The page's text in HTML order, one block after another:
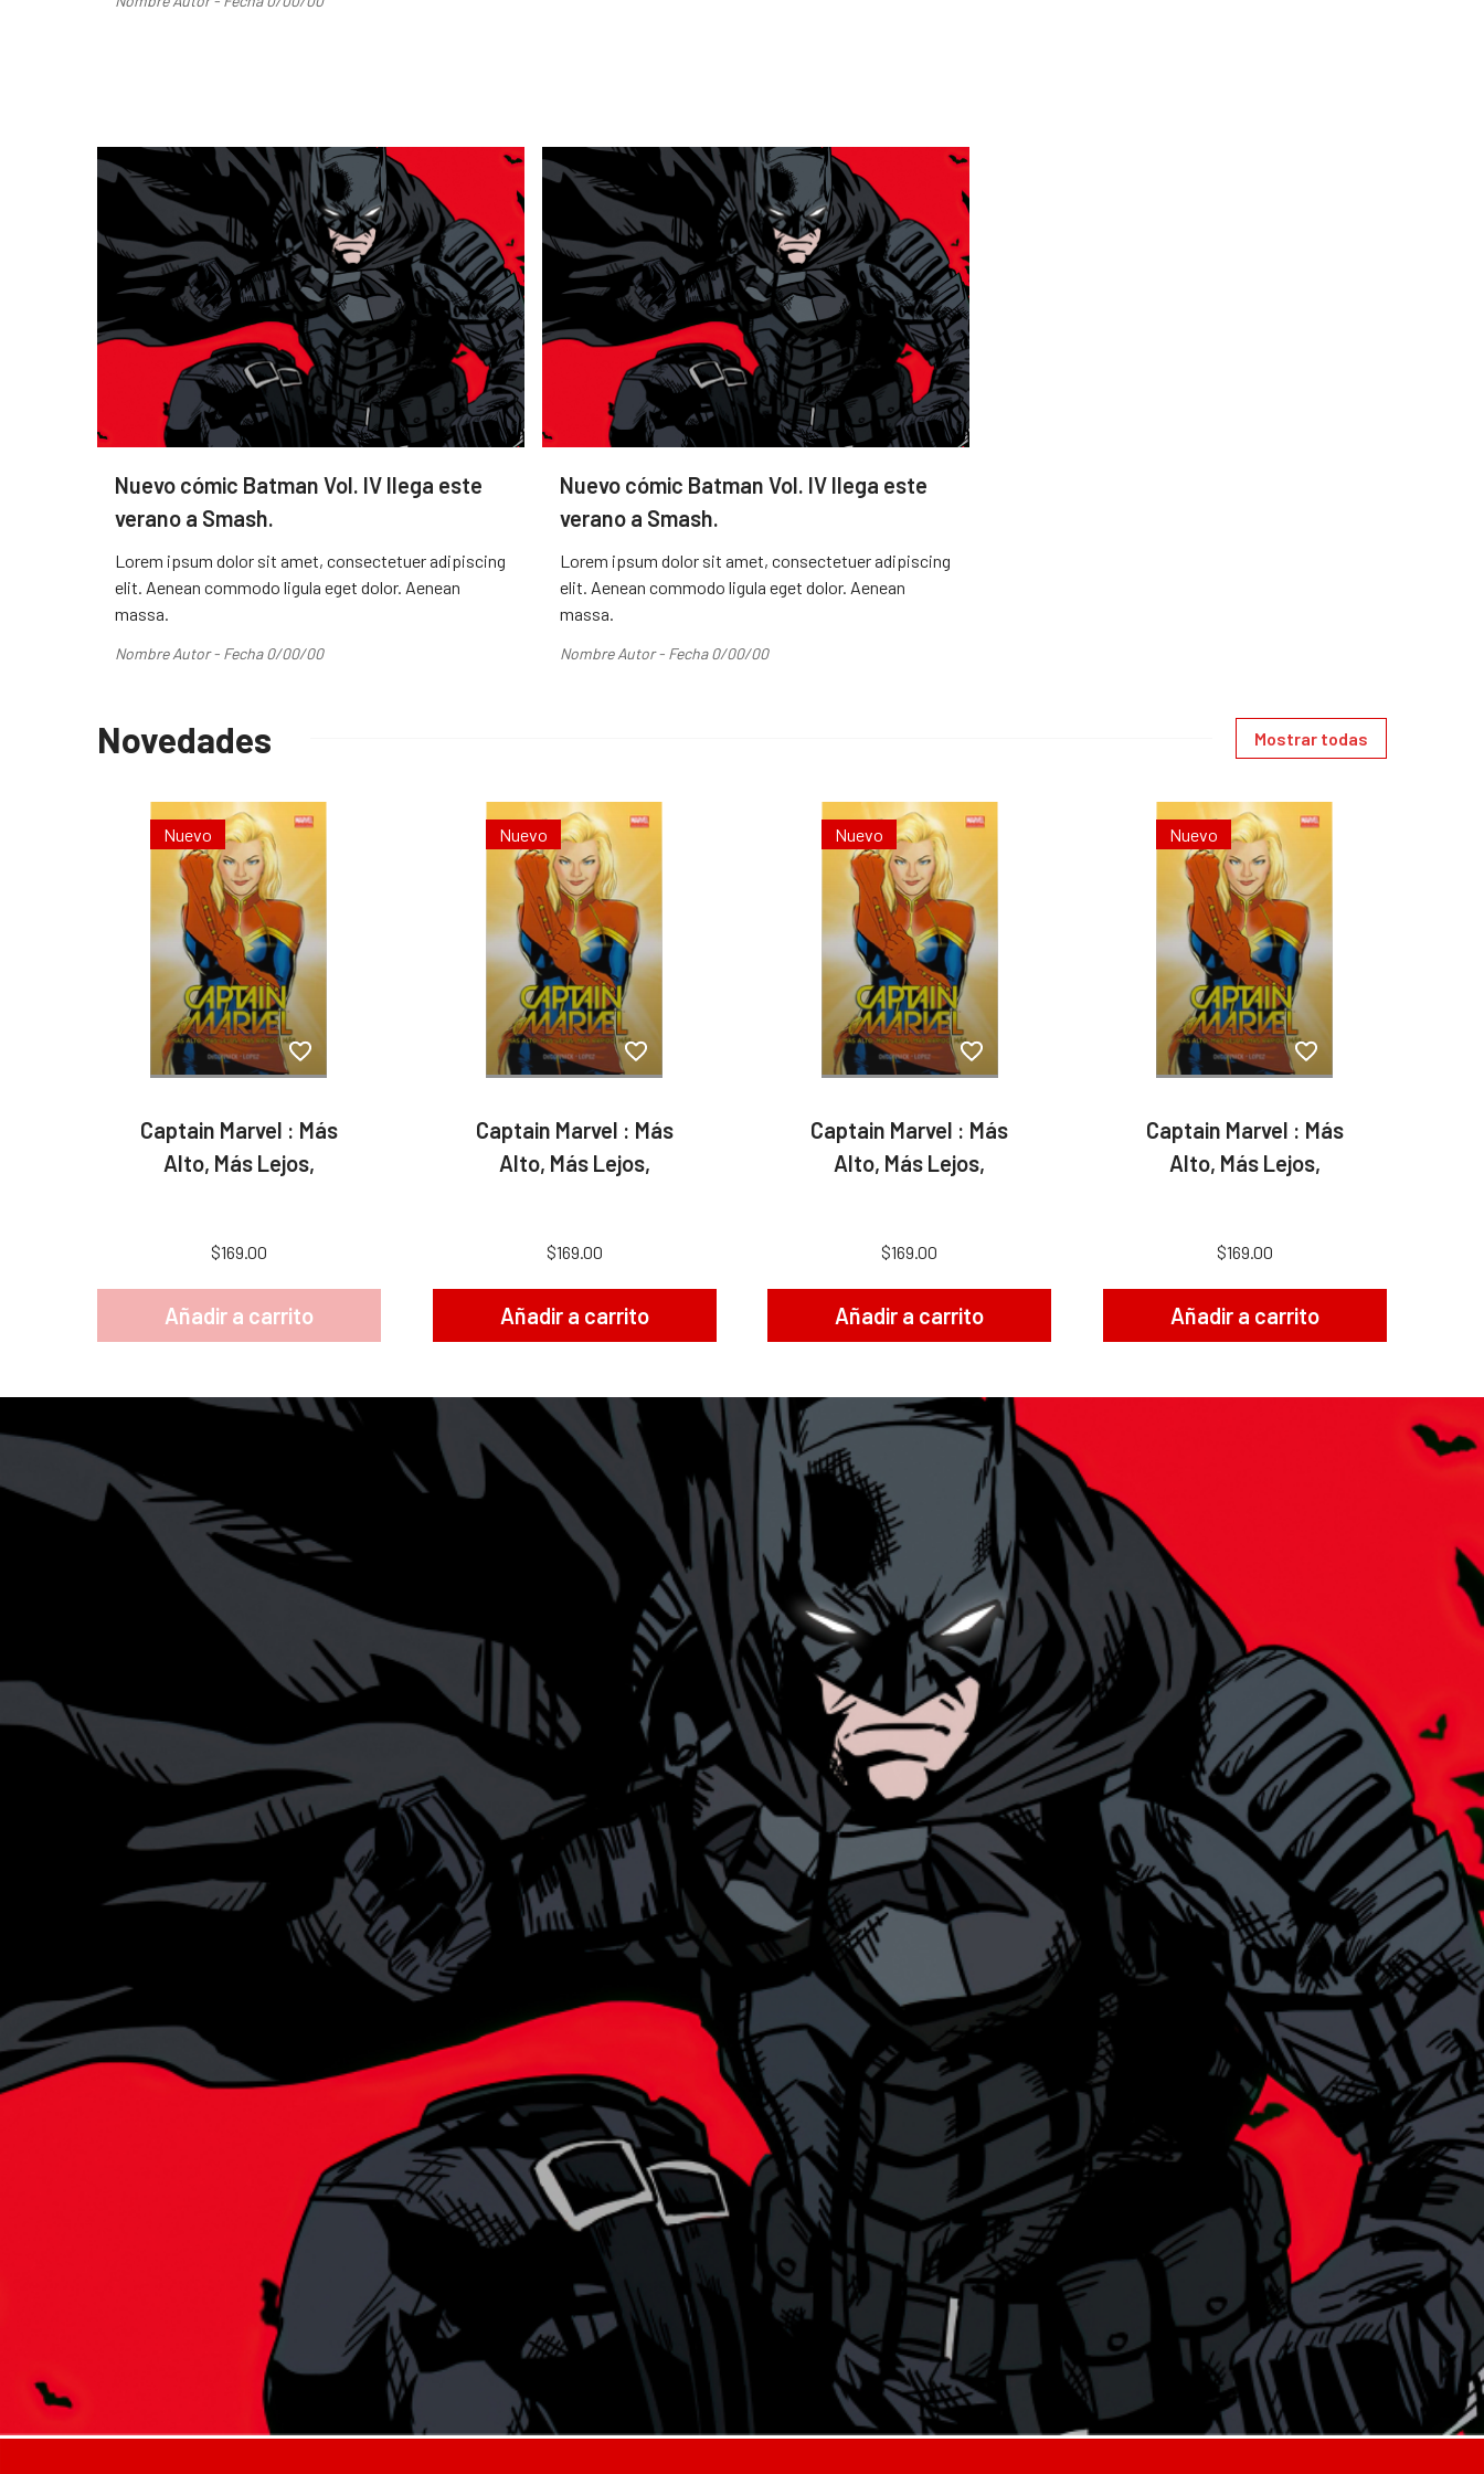
Nuevo cómic Batman Vol. IV llega este
verano a Smash.
Lorem ipsum dolor sit amet, consectetuer adipiscing
elit. Aenean commodo ligula eget dolor. Aenean
massa.
Nombre Autor - Fecha 0/00/00
Nuevo cómic Batman Vol. IV llega este
verano a Smash.
Lorem ipsum dolor sit amet, consectetuer adipiscing
elit. Aenean commodo ligula eget dolor. Aenean
massa.
Nombre Autor - Fecha 0/00/00
Novedades Mostrar todas
Nuevo
Captain Marvel : Más
Alto, Más Lejos,
$169.00
Añadir a carrito
Nuevo
Captain Marvel : Más
Alto, Más Lejos,
$169.00
Añadir a carrito
Nuevo
Captain Marvel : Más
Alto, Más Lejos,
$169.00
Añadir a carrito
Nuevo
Captain Marvel : Más
Alto, Más Lejos,
$169.00
Añadir a carrito